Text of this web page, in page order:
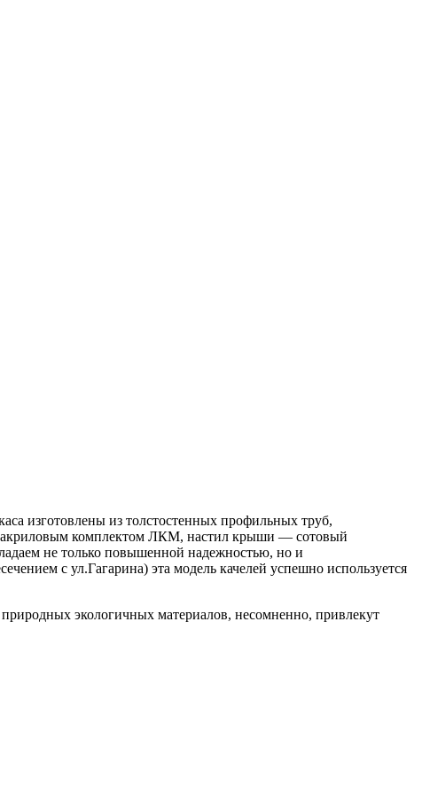
изготовлены из толстостенных профильных труб,
акриловым комплектом ЛКМ, настил крыши — сотовый
не только повышенной надежностью, но и
с ул.Гагарина) эта модель качелей успешно используется
экологичных материалов, несомненно, привлекут